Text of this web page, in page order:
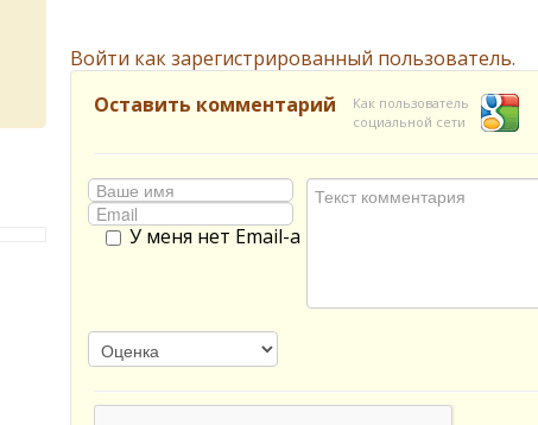
Войти как зарегистрированный пользователь.
Оставить комментарий
Как пользователь
социальной сети
У меня нет Email-а